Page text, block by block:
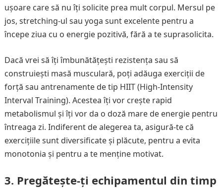
ușoare care să nu îți solicite prea mult corpul. Mersul pe
jos, stretching-ul sau yoga sunt excelente pentru a
începe ziua cu o energie pozitivă, fără a te suprasolicita.
Dacă vrei să îți îmbunătățești rezistența sau să
construiești masă musculară, poți adăuga exerciții de
forță sau antrenamente de tip HIIT (High-Intensity
Interval Training). Acestea îți vor crește rapid
metabolismul și îți vor da o doză mare de energie pentru
întreaga zi. Indiferent de alegerea ta, asigură-te că
exercițiile sunt diversificate și plăcute, pentru a evita
monotonia și pentru a te menține motivat.
3. Pregătește-ți echipamentul din timp